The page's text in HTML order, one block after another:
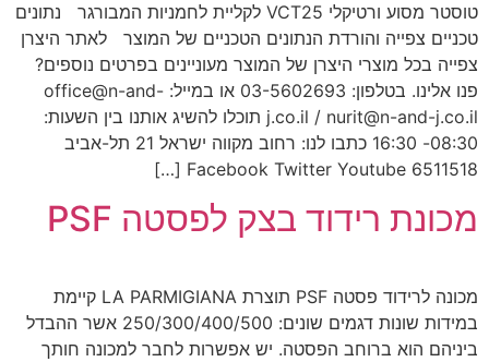
טוסטר מסוע ורטיקלי VCT25 לקליית לחמניות המבורגר נתונים
טכניים צפייה והורדת הנתונים הטכניים של המוצר לאתר היצרן
צפייה בכל מוצרי היצרן של המוצר מעוניינים בפרטים נוספים?
פנו אלינו. בטלפון: 03-5602693 או במייל: office@n-and-
j.co.il / nurit@n-and-j.co.il תוכלו להשיג אותנו בין השעות:
08:30- 16:30 כתבו לנו: רחוב מקווה ישראל 21 תל-אביב
6511518 Facebook Twitter Youtube […]
מכונת רידוד בצק לפסטה PSF
מכונה לרידוד פסטה PSF תוצרת LA PARMIGIANA קיימת
במידות שונות דגמים שונים: 250/300/400/500 אשר ההבדל
ביניהם הוא ברוחב הפסטה. יש אפשרות לחבר למכונה חותך